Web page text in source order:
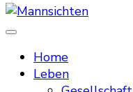
Mannsichten
Home
Leben